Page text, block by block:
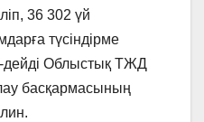
36 302 үй
түсіндірме
дейді Облыстық ТЖД
басқармасының